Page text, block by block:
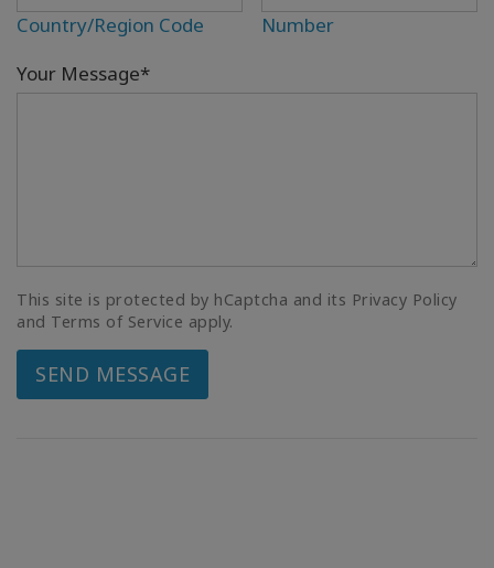
Country/Region Code
Number
Your Message*
This site is protected by hCaptcha and its Privacy Policy
and Terms of Service apply.
SEND MESSAGE